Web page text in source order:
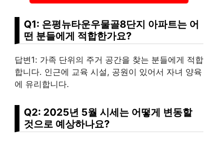
Q1: 은평뉴타운우물골8단지 아파트는 어
떤 분들에게 적합한가요?
답변1: 가족 단위의 주거 공간을 찾는 분들에게 적합
합니다. 인근에 교육 시설, 공원이 있어서 자녀 양육
에 유리합니다.
Q2: 2025년 5월 시세는 어떻게 변동할
것으로 예상하나요?